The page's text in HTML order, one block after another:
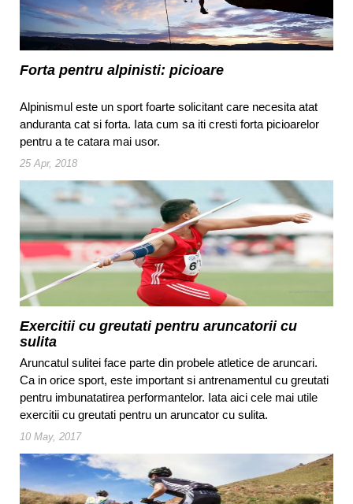
Forta pentru alpinisti: picioare
Alpinismul este un sport foarte solicitant care necesita atat
anduranta cat si forta. Iata cum sa iti cresti forta picioarelor
pentru a te catara mai usor.
25 Apr, 2018
Exercitii cu greutati pentru aruncatorii cu
sulita
Aruncatul sulitei face parte din probele atletice de aruncari.
Ca in orice sport, este important si antrenamentul cu greutati
pentru imbunatatirea performantelor. Iata aici cele mai utile
exercitii cu greutati pentru un aruncator cu sulita.
10 May, 2017